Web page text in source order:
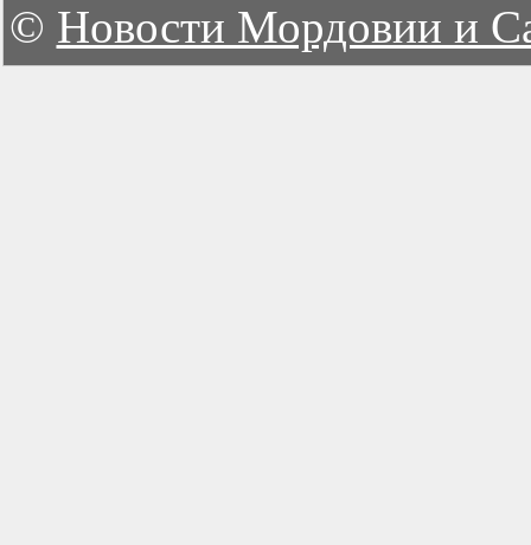
© Новости Мордовии и